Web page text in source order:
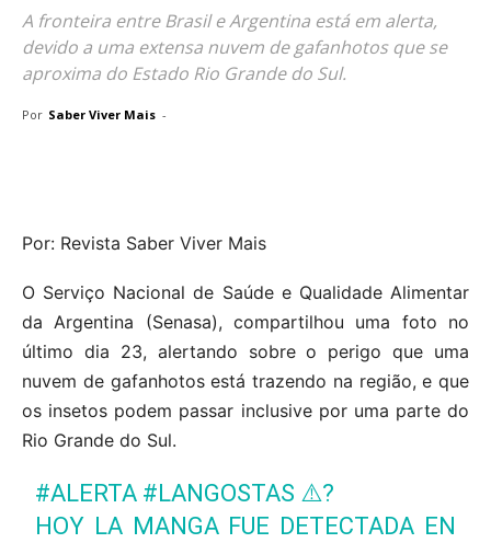
A fronteira entre Brasil e Argentina está em alerta,
devido a uma extensa nuvem de gafanhotos que se
aproxima do Estado Rio Grande do Sul.
Por Saber Viver Mais -
Por: Revista Saber Viver Mais
O Serviço Nacional de Saúde e Qualidade Alimentar
da Argentina (Senasa), compartilhou uma foto no
último dia 23, alertando sobre o perigo que uma
nuvem de gafanhotos está trazendo na região, e que
os insetos podem passar inclusive por uma parte do
Rio Grande do Sul.
#ALERTA #LANGOSTAS ⚠️?
HOY LA MANGA FUE DETECTADA EN